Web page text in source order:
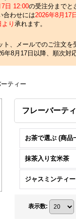
日 12:00の受注分までと
合わせには2026年8月17日
り 承れます。
、メールでのご注文を
8月17日以降、順次対
ティー
フレーバーテ
お茶で選ぶ (商品
抹茶入り玄米茶
ジャスミンティー
表示数: